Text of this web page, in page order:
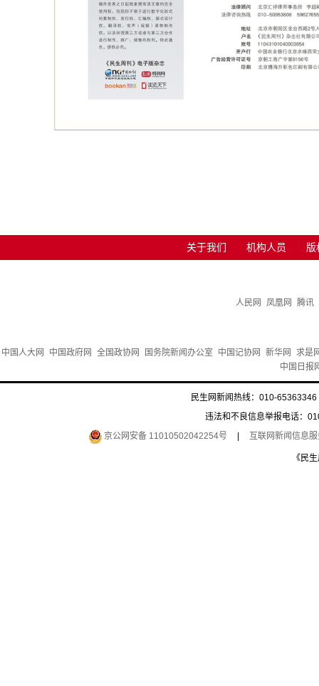
关于我们 机构人员 版
人民网 凤凰网 腾讯
中国人大网 中国政府网 全国政协网 国务院新闻办公室 中国记协网 新华网
求是
中国日报
民生网新闻热线：010-
违法和不良信息举报电话：
京公网安备 11010502042254号
互联网新闻信息
《民